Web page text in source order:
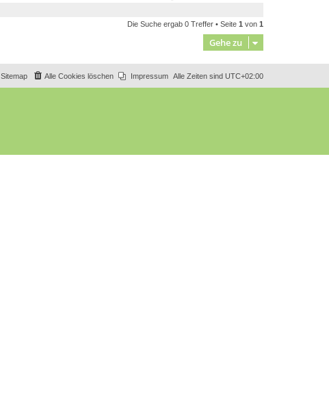
Die Suche ergab 0 Treffer • Seite 1 von 1
Gehe zu
Alle Zeiten sind UTC+02:00
Impressum
Alle Cookies löschen
Sitemap